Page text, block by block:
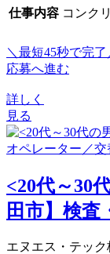
仕事内容 コンク
＼最短45秒で完了
応募へ進む
詳しく
見る
<20代～30
田市】検査
エヌエス・テック